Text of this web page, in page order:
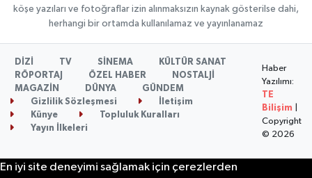
köşe yazıları ve fotoğraflar izin alınmaksızın kaynak gösterilse dahi,
herhangi bir ortamda kullanılamaz ve yayınlanamaz
DİZİ TV SİNEMA
KÜLTÜR SANAT
RÖPORTAJ
ÖZEL HABER
NOSTALJİ
MAGAZİN
DÜNYA
GÜNDEM
Gizlilik Sözleşmesi
İletişim
Künye
Topluluk Kuralları
Yayın İlkeleri
Haber
Yazılımı:
TE
Bilişim
Copyright
© 2026
En iyi site deneyimi sağlamak için çerezlerden